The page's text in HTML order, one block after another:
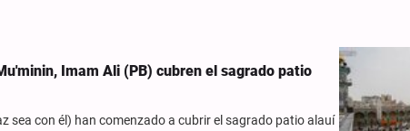
Imam Ali (PB) cubren el sagrado patio
sea con él) han comenzado a cubrir el sagrado patio alauí